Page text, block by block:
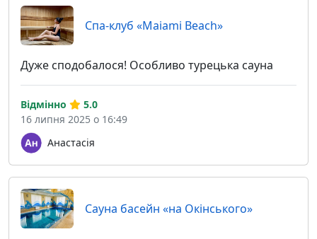
Спа-клуб «Maiami Beach»
Дуже сподобалося! Особливо турецька сауна
Анастасія
Відмінно
5.0
16 липня 2025 о 16:49
Сауна басейн «на Окінського»